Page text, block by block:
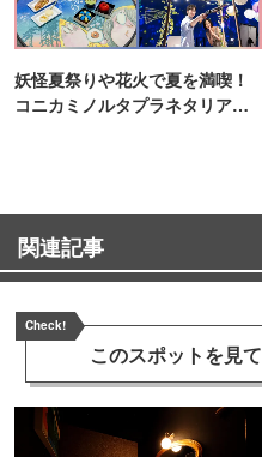
妖怪夏祭りや花火で夏を満喫！
コニカミノルタプラネタリア
関連記事
Check!
このスポットを見